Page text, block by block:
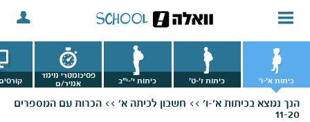
כיתות א'-ו' כיתות ז'-ט' כיתות י'-י"ב
פסיכומטרי מימד
אמיר/ם
הנך נמצא בכיתות א'-ו' >> חשבון לכיתה א' >> הכרות עם המספרים
11-20